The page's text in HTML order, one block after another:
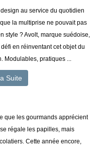
au service du quotidien
la multiprise ne pouvait pas
style ? Avolt, marque suédoise,
en réinventant cet objet du
Modulables, pratiques ...
Suite
que les gourmands apprécient
régale les papilles, mais
Cette année encore,